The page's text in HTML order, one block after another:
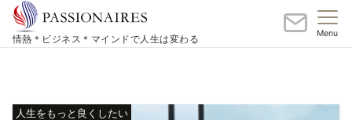
情熱＊ビジネス＊マインドで人生は変わる
Menu
人生をもっと良くしたい